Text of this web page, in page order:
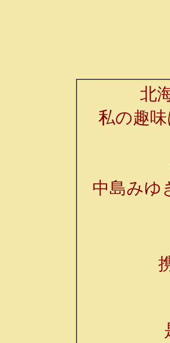
北
私の趣
中島みゆ